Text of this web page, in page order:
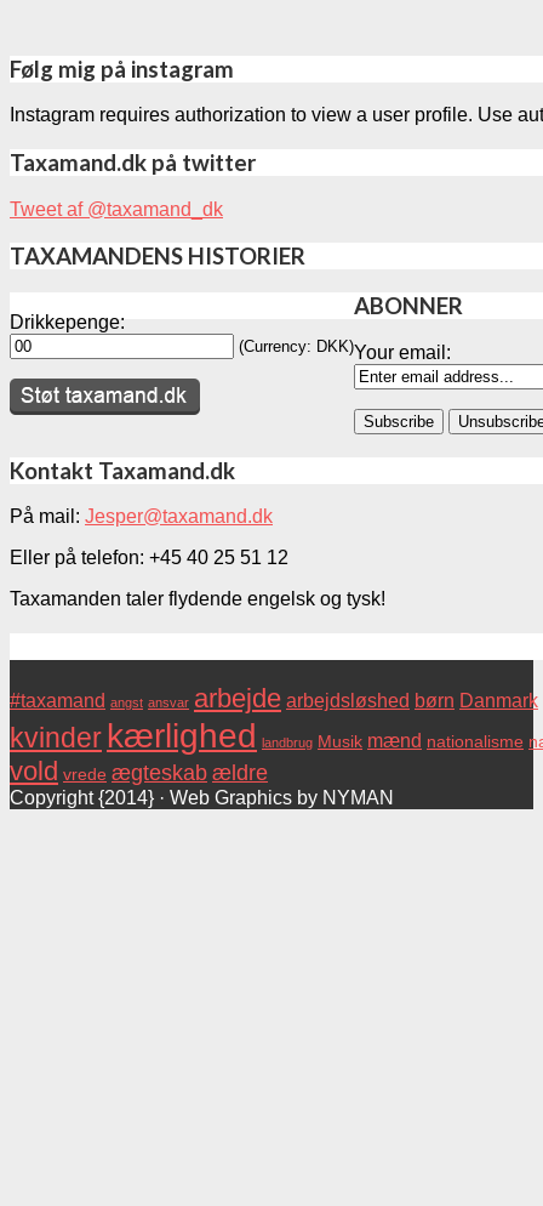
Følg mig på instagram
Instagram requires authorization to view a user profile. Use
Taxamand.dk på twitter
Tweet af @taxamand_dk
TAXAMANDENS HISTORIER
Drikkepenge:
(Currency: DKK)
ABONNER
Your email:
Kontakt Taxamand.dk
På mail: Jesper@taxamand.dk
Eller på telefon: +45 40 25 51 12
Taxamanden taler flydende engelsk og tysk!
#taxamand angst ansvar arbejde arbejdsløshed børn Danmark
kvinder kærlighed landbrug Musik mænd nationalisme
vold vrede ægteskabældre
Copyright {2014} · Web Graphics by NYMAN